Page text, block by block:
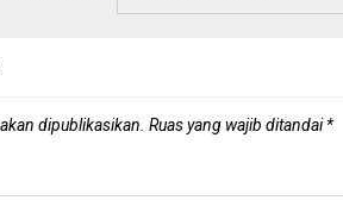
dipublikasikan. Ruas yang wajib ditandai*